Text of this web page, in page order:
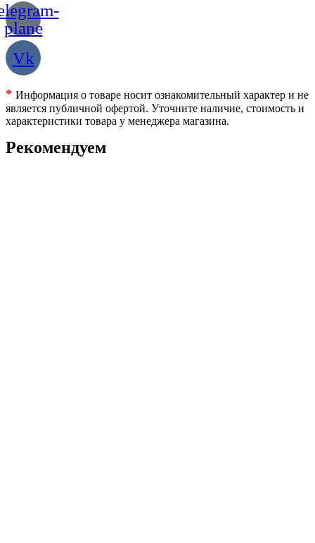
plane
Vk
* Информация о товаре носит ознакомительный характер и не
является публичной офертой. Уточните наличие, стоимость и
характеристики товара у менеджера магазина.
Рекомендуем